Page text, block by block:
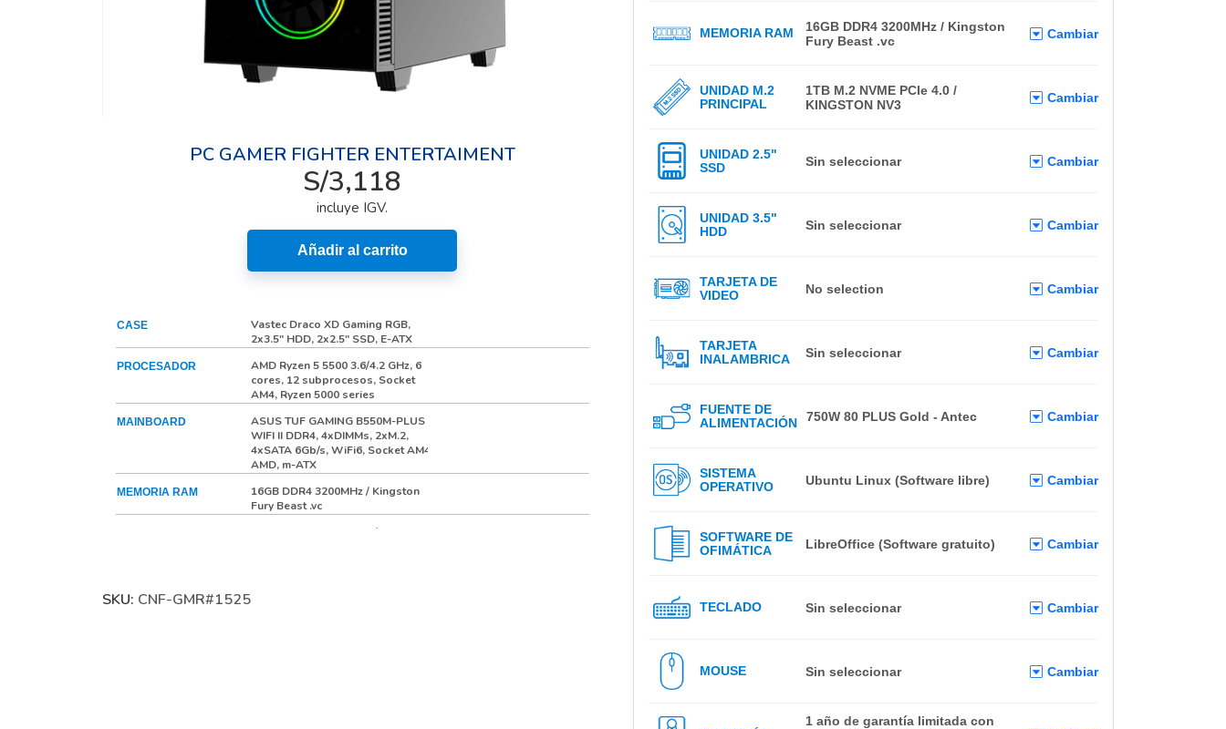
PC GAMER FIGHTER ENTERTAIMENT
S/3,118
incluye IGV.
Añadir al carrito
CASE
Vastec Draco XD Gaming RGB,
2x3.5" HDD, 2x2.5" SSD, E-ATX
PROCESADOR
AMD Ryzen 5 5500 3.6/4.2 GHz, 6
cores, 12 subprocesos, Socket
AM4, Ryzen 5000 series
MAINBOARD
ASUS TUF GAMING B550M-PLUS
WIFI II DDR4, 4xDIMMs, 2xM.2,
4xSATA 6Gb/s, WiFi6, Socket AM4
AMD, m-ATX
MEMORIA RAM
16GB DDR4 3200MHz / Kingston
Fury Beast .vc
1TB M.2 NVME PCIe 4.0 /
UNIDAD 3.5" HDD
MEMORIA RAM
16GB DDR4 3200MHz / Kingston
Fury Beast .vc
Cambiar
UNIDAD M.2
PRINCIPAL
1TB M.2 NVME PCIe 4.0 /
KINGSTON NV3
Cambiar
UNIDAD 2.5"
SSD
Sin seleccionar Cambiar
UNIDAD 3.5"
HDD
Sin seleccionar Cambiar
TARJETA DE
VIDEO
No selection Cambiar
TARJETA
INALAMBRICA
Sin seleccionar Cambiar
FUENTE DE
ALIMENTACIÓN
750W 80 PLUS Gold - Antec Cambiar
SISTEMA
OPERATIVO
Ubuntu Linux (Software libre) Cambiar
SOFTWARE DE
OFIMÁTICA
LibreOffice (Software gratuito) Cambiar
TECLADO Sin seleccionar Cambiar
MOUSE Sin seleccionar Cambiar
1 año de garantía limitada con
SKU: CNF-GMR#1525